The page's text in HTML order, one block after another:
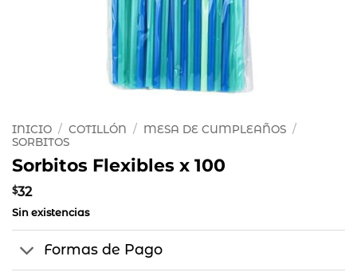
INICIO / COTILLÓN / MESA DE CUMPLEAÑOS /
SORBITOS
Sorbitos Flexibles x 100
$32
Sin existencias
Formas de Pago